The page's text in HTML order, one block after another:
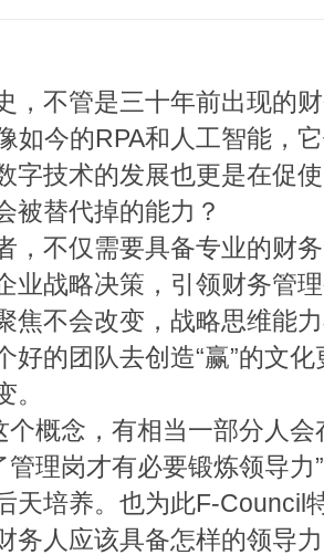
，不管是三十年前出现的
如今的RPA和人工智能，
字技术的发展也更是在促
被替代掉的能力？
，不仅需要具备专业的财
业战略决策，引领财务管
焦不会改变，战略思维能
好的团队去创造“赢”的文
个概念，有相当一部分人
管理岗才有必要锻炼领导
天培养。也为此F-Council
务人应该具备怎样的领导